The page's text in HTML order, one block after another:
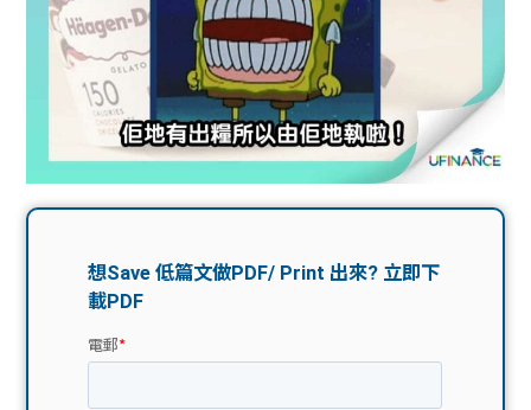
故事
分享
大學
生學
貸款
介
搵工
Gui
de
ge
uFina
nce
校園
贊助
聯絡
我們